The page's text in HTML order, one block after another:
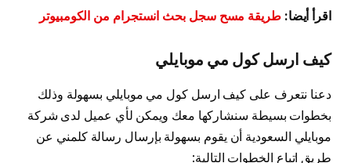
اقرأ أيضا:طريقة مسح سجل بحث انستجرام من الكومبيوتر
كيف ارسل كول مي موبايلي
دعنا نتعرف على كيف ارسل كول مي موبايلي بسهولة وذلك
بخطوات بسيطة سنشاركها معك ويمكن لأي عميل لدى شركة
موبايلي السعودية أن يقوم بسهولة بإرسال رسالة كلمني عن
طريق اتباع الخطوات التالية: